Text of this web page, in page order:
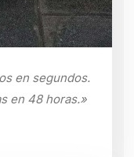
en segundos.
en 48 horas.»